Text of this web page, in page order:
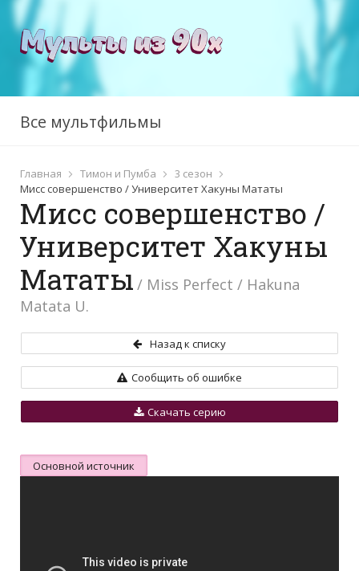
Все мультфильмы
Главная Тимон и Пумба
3 сезон
Мисс совершенство / Университет Хакуны Мататы
Мисс совершенство /
Университет Хакуны
Мататы / Miss Perfect / Hakuna
Matata U.
Назад к списку
Сообщить об ошибке
Скачать серию
Основной источник